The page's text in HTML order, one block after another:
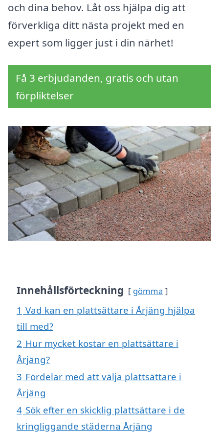
och dina behov. Låt oss hjälpa dig att
förverkliga ditt nästa projekt med en
expert som ligger just i din närhet!
Få 3 erbjudanden, gratis och utan
förpliktelser
Innehållsförteckning gömma
1 Vad kan en plattsättare i Årjäng hjälpa
till med?
2 Hur mycket kostar en plattsättare i
Årjäng?
3 Fördelar med att välja plattsättare i
Årjäng
4 Sök efter en skicklig plattsättare i de
kringliggande städerna Årjäng